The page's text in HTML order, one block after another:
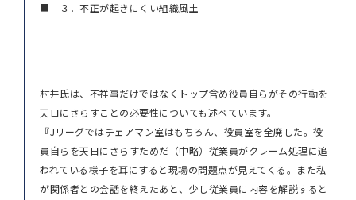
■ ３．不正が起きにくい組織風土
----------------------------------------------------------------------
村井氏は、不祥事だけではなくトップ含め役員自らがその行動を
天日にさらすことの必要性についても述べています。
『Jリーグではチェアマン室はもちろん、役員室を全廃した。役
員自らを天日にさらすためだ（中略）従業員がクレーム処理に追
われている様子を耳にすると現場の問題点が見えてくる。また私
が関係者との会話を終えたあと、少し従業員に内容を解説すると